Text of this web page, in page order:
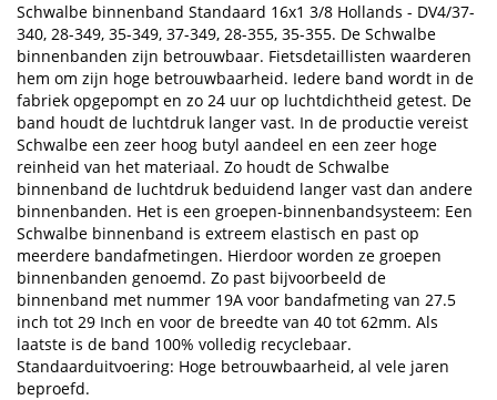
Schwalbe binnenband Standaard 16x1 3/8 Hollands - DV4/37-
340, 28-349, 35-349, 37-349, 28-355, 35-355. De Schwalbe
binnenbanden zijn betrouwbaar. Fietsdetaillisten waarderen
hem om zijn hoge betrouwbaarheid. Iedere band wordt in de
fabriek opgepompt en zo 24 uur op luchtdichtheid getest. De
band houdt de luchtdruk langer vast. In de productie vereist
Schwalbe een zeer hoog butyl aandeel en een zeer hoge
reinheid van het materiaal. Zo houdt de Schwalbe
binnenband de luchtdruk beduidend langer vast dan andere
binnenbanden. Het is een groepen-binnenbandsysteem: Een
Schwalbe binnenband is extreem elastisch en past op
meerdere bandafmetingen. Hierdoor worden ze groepen
binnenbanden genoemd. Zo past bijvoorbeeld de
binnenband met nummer 19A voor bandafmeting van 27.5
inch tot 29 Inch en voor de breedte van 40 tot 62mm. Als
laatste is de band 100% volledig recyclebaar.
Standaarduitvoering: Hoge betrouwbaarheid, al vele jaren
beproefd.